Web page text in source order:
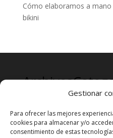
Gestionar
Para ofrecer las mejores
cookies para almacenar y/o
consentimiento de estas
Cómo elaboramos a
bikini
Archives
Prensa